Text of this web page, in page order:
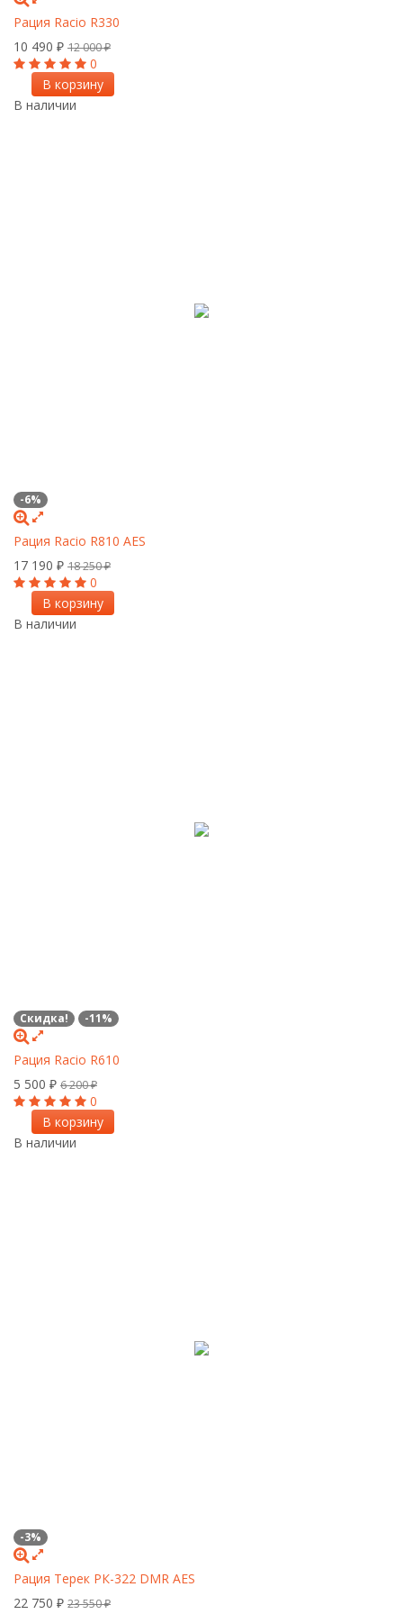
Рация Racio R330
10 490 ₽ 12 000₽
0
В корзину
В наличии
-6%
Рация Racio R810 AES
17 190 ₽ 18 250₽
0
В корзину
В наличии
Скидка! -11%
Рация Racio R610
5 500 ₽ 6 200₽
0
В корзину
В наличии
-3%
Рация Терек РК-322 DMR AES
22 750 ₽ 23 550₽